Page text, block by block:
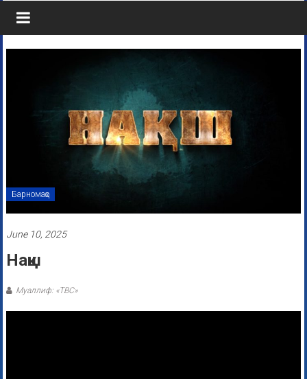
Барномаҳо
June 10, 2025
Нақш
Муаллиф: «ТВС»